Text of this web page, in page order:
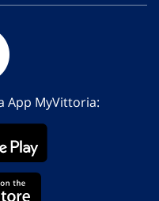
App MyVittoria: